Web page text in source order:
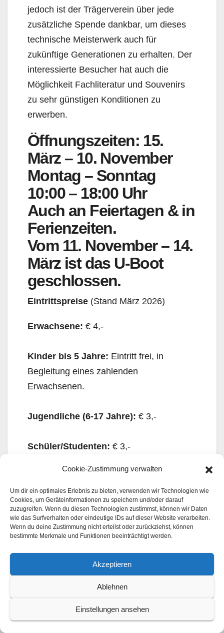
Cookie-Zustimmung verwalten
Um dir ein optimales Erlebnis zu bieten, verwenden wir Technologien wie
Cookies, um Geräteinformationen zu speichern und/oder darauf
zuzugreifen. Wenn du diesen Technologien zustimmst, können wir Daten
wie das Surfverhalten oder eindeutige IDs auf dieser Website verarbeiten.
Wenn du deine Zustimmung nicht erteilst oder zurückziehst, können
bestimmte Merkmale und Funktionen beeinträchtigt werden.
Akzeptieren
Ablehnen
Einstellungen ansehen
jedoch ist der Trägerverein über jede
zusätzliche Spende dankbar, um dieses
technische Meisterwerk auch für
zukünftige Generationen zu erhalten. Der
interessierte Besucher hat auch die
Möglichkeit Fachliteratur und Souvenirs
zu sehr günstigen Konditionen zu
erwerben.
Öffnungszeiten: 15.
März – 10. November
Montag – Sonntag
10:00 – 18:00 Uhr
Auch an Feiertagen & in
Ferienzeiten.
Vom 11. November – 14.
März ist das U-Boot
geschlossen.
Eintrittspreise (Stand März 2026)
Erwachsene: € 4,-
Kinder bis 5 Jahre: Eintritt frei, in
Begleitung eines zahlenden
Erwachsenen.
Jugendliche (6-17 Jahre): € 3,-
Schüler/Studenten: € 3,-
Gruppen ab 15 Personen:
Person
Führungen:Auf Anfrage
Beitragsnavigation
Modellbautage des PMC
Thüringen
Rundgang